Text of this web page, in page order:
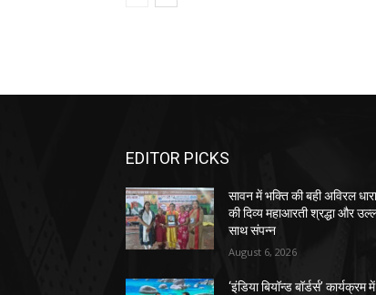
EDITOR PICKS
सावन में भक्ति की बही अविरल
की दिव्य महाआरती श्रद्धा और
साथ संपन्न
August 6, 2026
‘इंडिया बियॉन्ड बॉर्डर्स’ कार्यक्रम